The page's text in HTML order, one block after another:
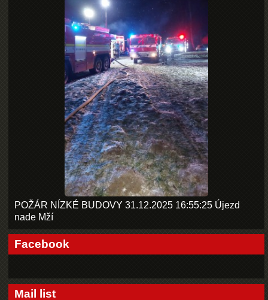
POŽÁR NÍZKÉ BUDOVY 31.12.2025 16:55:25 Újezd
nade Mží
Facebook
Mail list